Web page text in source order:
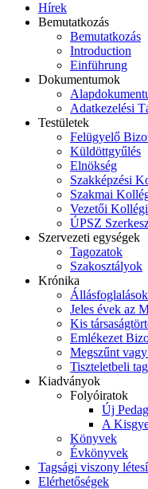
Hírek
Bemutatkozás
Bemutatkozás
Introduction
Einführung
Dokumentumok
Adatkezelési
Testületek
Felügyelő
Küldöttgyűlés
Elnökség
Szakképzési
Szakmai
Vezetői
ÚPSZ
Szervezeti egységek
Tagozatok
Szakosztályok
Krónika
Állásfoglalások
Jeles évek az
Kis
Emlékezet
Megszűnt
Tiszteletbeli
Kiadványok
Folyóiratok
Új
A
Könyvek
Évkönyvek
Tagsági viszony
Elérhetőségek